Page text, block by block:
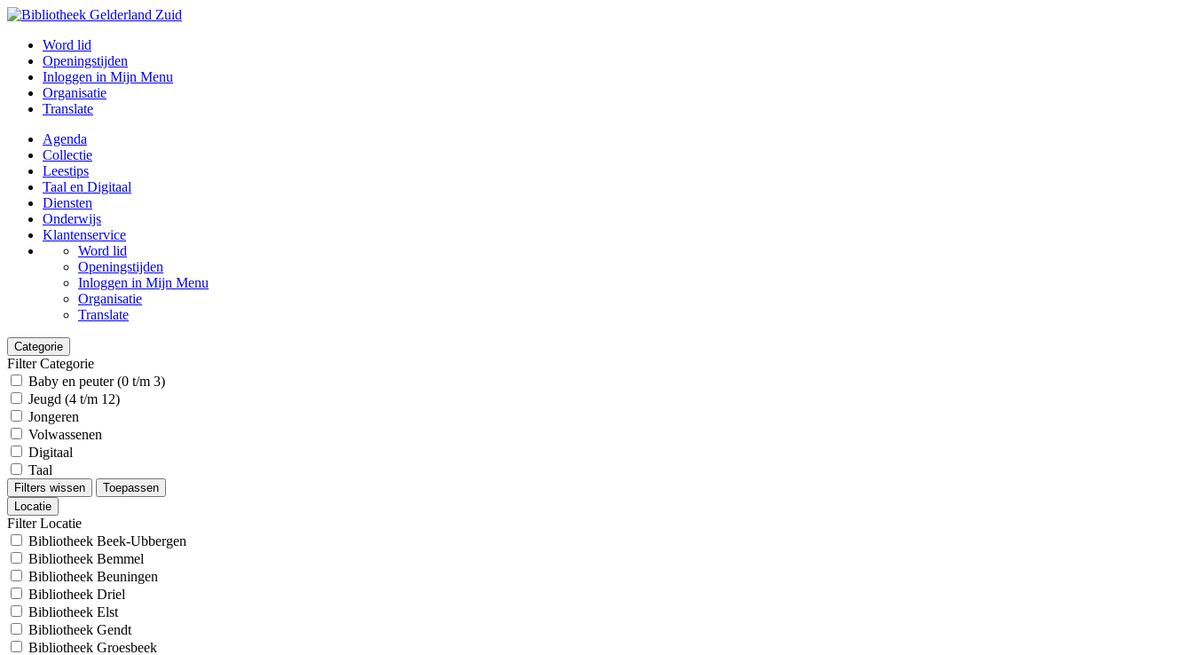
Word lid
Openingstijden
Inloggen in Mijn Menu
Organisatie
Translate
Agenda
Collectie
Leestips
Taal en Digitaal
Diensten
Onderwijs
Klantenservice
Word lid
Openingstijden
Inloggen in Mijn Menu
Organisatie
Translate
Categorie
Filter Categorie
Baby en peuter (0 t/m 3)
Jeugd (4 t/m 12)
Jongeren
Volwassenen
Digitaal
Taal
Filters wissen
Toepassen
Locatie
Filter Locatie
Bibliotheek Beek-Ubbergen
Bibliotheek Bemmel
Bibliotheek Beuningen
Bibliotheek Driel
Bibliotheek Elst
Bibliotheek Gendt
Bibliotheek Groesbeek